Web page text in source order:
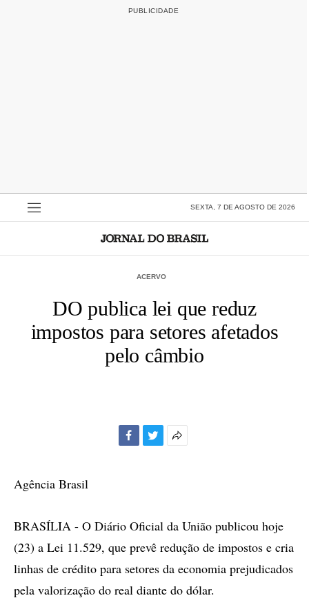
SEXTA, 7 DE AGOSTO DE 2026
ACERVO
DO publica lei que reduz
impostos para setores afetados
pelo câmbio
Agência Brasil
BRASÍLIA - O Diário Oficial da União publicou hoje
(23) a Lei 11.529, que prevê redução de impostos e cria
linhas de crédito para setores da economia prejudicados
pela valorização do real diante do dólar.